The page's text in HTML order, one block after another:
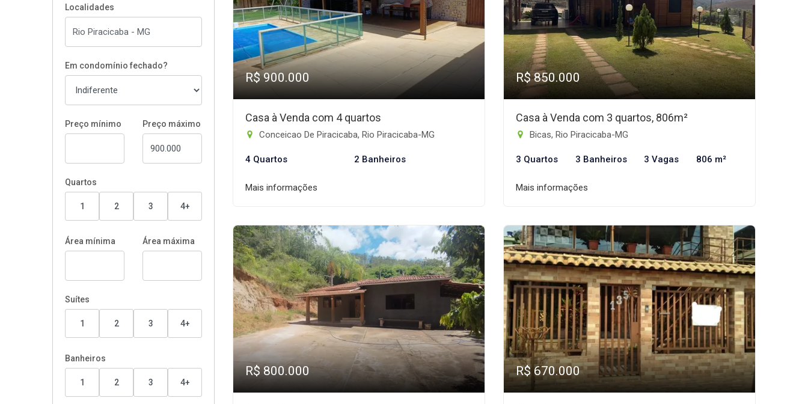
Localidades
Em condomínio fechado?
Preço mínimo Preço máximo
Quartos
1 2 3 4+
Área mínima Área máxima
Suítes
1 2 3 4+
Banheiros
1 2 3 4+
R$ 900.000
Casa à Venda com 4 quartos
Conceicao De Piracicaba, Rio Piracicaba-MG
4 Quartos 2 Banheiros
Mais informações
R$ 850.000
Casa à Venda com 3 quartos, 806m²
Bicas, Rio Piracicaba-MG
3 Quartos 3 Banheiros 3 Vagas 806 m²
Mais informações
R$ 800.000 R$ 670.000